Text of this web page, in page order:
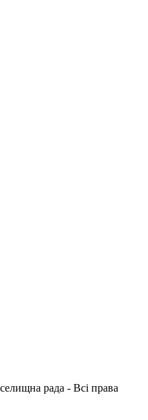
рада - Всі права